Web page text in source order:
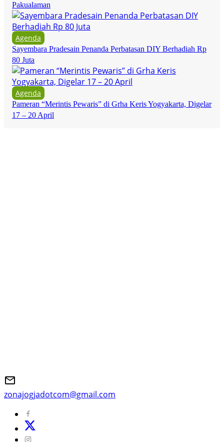
Pakualaman
Agenda
Sayembara Pradesain Penanda Perbatasan DIY Berhadiah Rp
80 Juta
Agenda
Pameran “Merintis Pewaris” di Grha Keris Yogyakarta, Digelar
17 – 20 April
zonajogjadotcom@gmail.com